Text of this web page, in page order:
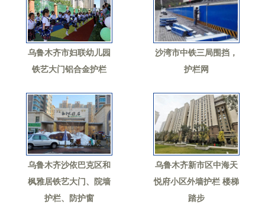
乌鲁木齐市妇联幼儿园
铁艺大门铝合金护栏
沙湾市中铁三局围挡，
护栏网
乌鲁木齐沙依巴克区和
枫雅居铁艺大门、院墙
护栏、防护窗
乌鲁木齐新市区中海天
悦府小区外墙护栏 楼梯
踏步